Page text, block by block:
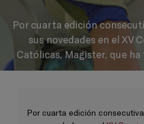
Por cuarta edición
sus novedades en el XV
Católicas, Magister, que
Por cuarta edición